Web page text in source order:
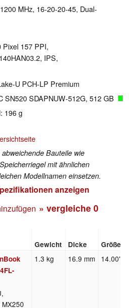
MHz, 16-20-20-45, Dual-
Pixel 157 PPI,
IPS,
U PCH-LP Premium
SN520 SDAPNUW-512G, 512 GB
196 g
Bauteile wie
mit ähnlichen
Modellnamen einsetzen.
anzeigen
» vergleiche 0
Gewicht Dicke Größe
1.3 kg 16.9 mm 14.00"